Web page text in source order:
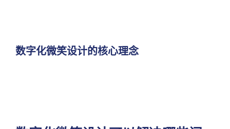
数字化微笑设计的核心理念